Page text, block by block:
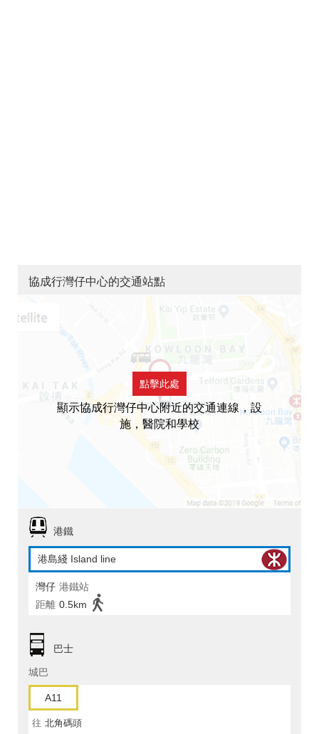
協成行灣仔中心的交通站點
點擊此處
顯示協成行灣仔中心附近的交通連線，設
施，醫院和學校
港鐵
港島綫 Island line
灣仔 港鐵站
距離 0.5km
巴士
城巴
A11
往 北角碼頭